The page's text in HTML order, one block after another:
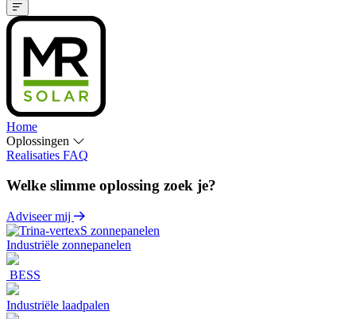
Home
Oplossingen
Realisaties FAQ
Welke slimme oplossing zoek je?
Adviseer mij
Industriële zonnepanelen
BESS
Industriële laadpalen